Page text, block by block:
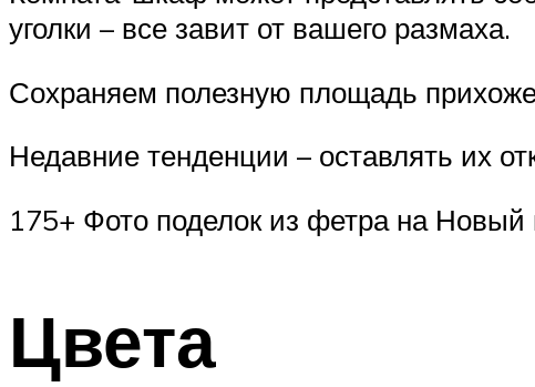
уголки – все завит от вашего размаха.
Сохраняем полезную площадь
Недавние тенденции – оставлять их
175+ Фото поделок из фетра на Новый
Цвета